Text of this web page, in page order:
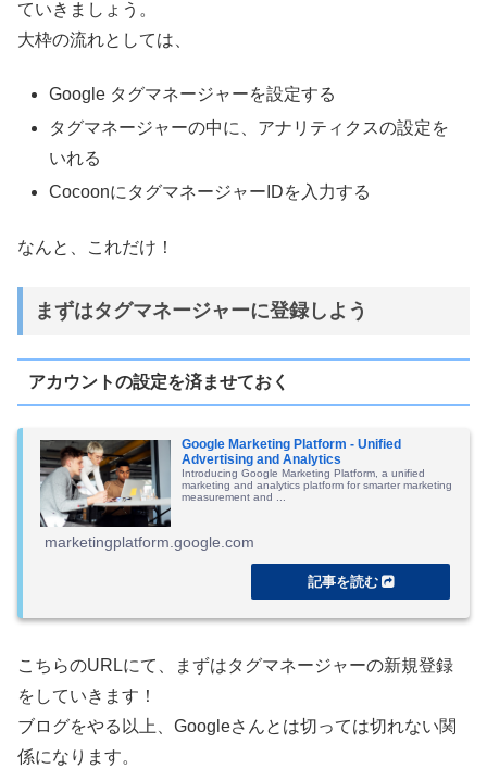
ていきましょう。
大枠の流れとしては、
Google タグマネージャーを設定する
タグマネージャーの中に、アナリティクスの設定を
いれる
CocoonにタグマネージャーIDを入力する
なんと、これだけ！
まずはタグマネージャーに登録しよう
アカウントの設定を済ませておく
Google Marketing Platform - Unified
Advertising and Analytics
Introducing Google Marketing Platform, a unified
marketing and analytics platform for smarter marketing
measurement and ...
marketingplatform.google.com
こちらのURLにて、まずはタグマネージャーの新規登録
をしていきます！
ブログをやる以上、Googleさんとは切っては切れない関
係になります。